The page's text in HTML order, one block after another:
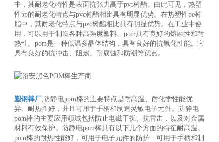
中，其耐老化特性是表面抗张力高于pvc树酯。由此可见，热塑
性pp的耐老化特点与pvc树酯相比具有明显优势。在热塑性pe树
脂中，其耐老化特点与pvc树酯相比具有明显优势。在工业中使
用，可以用于制造各种高强度塑料。pom具有良好的熔融性和耐
热性。pom是一种低温多晶体结构，具有良好的抗氧化性能。它
具有良好的抗冲击、阻燃、耐腐蚀和防潮等优点。
塑钢棒厂,防静电pom棒的主要特点是耐高温、耐化学性能优
异、耐热性好，并且可用于手柄和制造灵敏电子元件。防静电
pom棒的主要应用领域包括防止电磁干扰、抗雷击，以及对金属
材料有效保护。防静电pom棒具有以下几个方面的特征耐高温。
pom棒的耐热性能好，可用于电子元件的防护；可用于手柄和制